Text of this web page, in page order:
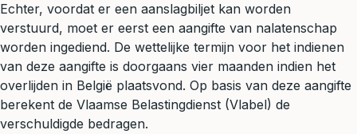
Echter, voordat er een aanslagbiljet kan worden
verstuurd, moet er eerst een aangifte van nalatenschap
worden ingediend. De wettelijke termijn voor het indienen
van deze aangifte is doorgaans vier maanden indien het
overlijden in België plaatsvond. Op basis van deze aangifte
berekent de Vlaamse Belastingdienst (Vlabel) de
verschuldigde bedragen.